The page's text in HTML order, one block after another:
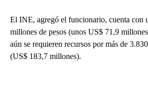
El INE, agregó el funcionario, cuenta con
millones de pesos (unos US$ 71,9
aún se requieren recursos por más de
(US$ 183,7 millones).